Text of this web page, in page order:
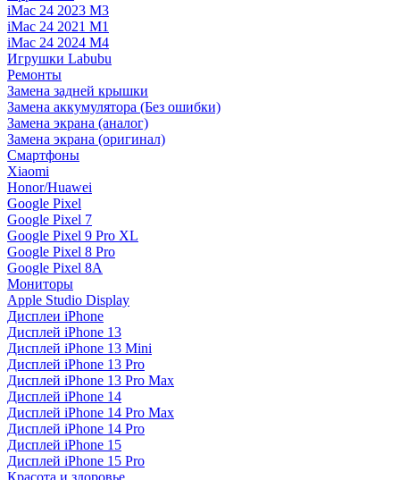
iMac 24 2023 M3
iMac 24 2021 M1
iMac 24 2024 M4
Игрушки Labubu
Ремонты
Замена задней крышки
Замена аккумулятора (Без ошибки)
Замена экрана (аналог)
Замена экрана (оригинал)
Смартфоны
Xiaomi
Honor/Huawei
Google Pixel
Google Pixel 7
Google Pixel 9 Pro XL
Google Pixel 8 Pro
Google Pixel 8A
Мониторы
Apple Studio Display
Дисплеи iPhone
Дисплей iPhone 13
Дисплей iPhone 13 Mini
Дисплей iPhone 13 Pro
Дисплей iPhone 13 Pro Max
Дисплей iPhone 14
Дисплей iPhone 14 Pro Max
Дисплей iPhone 14 Pro
Дисплей iPhone 15
Дисплей iPhone 15 Pro
Красота и здоровье